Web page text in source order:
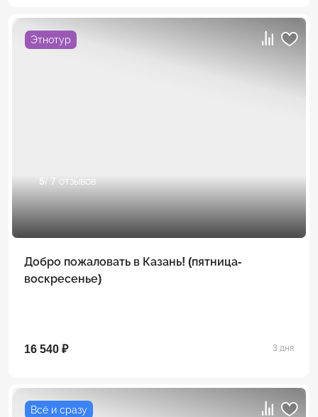
Этнотур
5/ 7 отзывов
Добро пожаловать в Казань! (пятница-
воскресенье)
16 540 ₽ 3 дня
Всё и сразу